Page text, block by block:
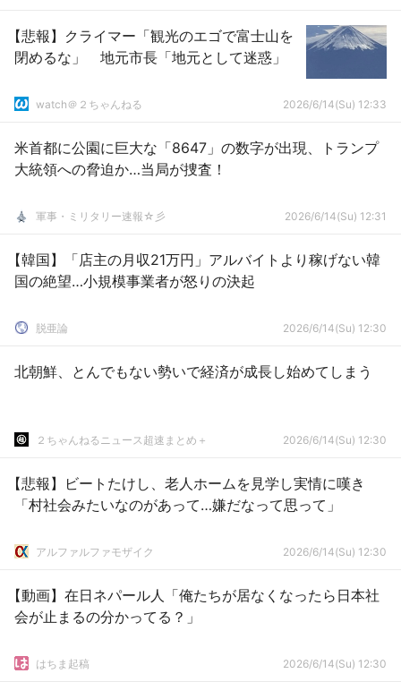
【悲報】クライマー「観光のエゴで富士山を
閉めるな」 地元市長「地元として迷惑」
watch＠２ちゃんねる 2026/6/14(Su) 12:33
米首都に公園に巨大な「8647」の数字が出現、トランプ
大統領への脅迫か…当局が捜査！
軍事・ミリタリー速報☆彡 2026/6/14(Su) 12:31
【韓国】「店主の月収21万円」アルバイトより稼げない韓
国の絶望…小規模事業者が怒りの決起
脱亜論 2026/6/14(Su) 12:30
北朝鮮、とんでもない勢いで経済が成長し始めてしまう
２ちゃんねるニュース超速まとめ＋ 2026/6/14(Su) 12:30
【悲報】ビートたけし、老人ホームを見学し実情に嘆き
「村社会みたいなのがあって…嫌だなって思って」
アルファルファモザイク 2026/6/14(Su) 12:30
【動画】在日ネパール人「俺たちが居なくなったら日本社
会が止まるの分かってる？」
はちま起稿 2026/6/14(Su) 12:30